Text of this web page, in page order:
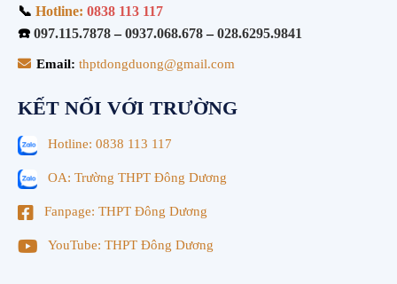
📞 Hotline: 0838 113 117
☎️ 097.115.7878–0937.068.678–028.6295.9841
Email: thptdongduong@gmail.com
KẾT NỐI VỚI TRƯỜNG
Hotline: 0838 113 117
OA: Trường THPT Đông Dương
Fanpage: THPT Đông Dương
YouTube: THPT Đông Dương